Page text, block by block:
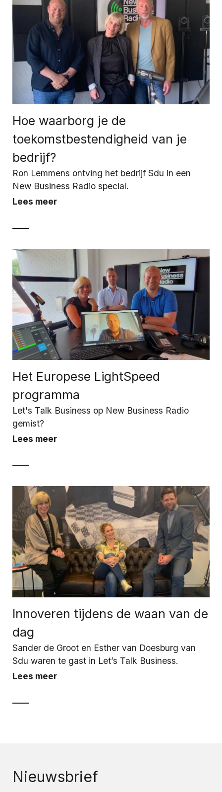
Hoe waarborg je de
toekomstbestendigheid van je
bedrijf?
Ron Lemmens ontving het bedrijf Sdu in een
New Business Radio special.
Lees meer
Het Europese LightSpeed
programma
Let's Talk Business op New Business Radio
gemist?
Lees meer
Innoveren tijdens de waan van de
dag
Sander de Groot en Esther van Doesburg van
Sdu waren te gast in Let’s Talk Business.
Lees meer
Nieuwsbrief